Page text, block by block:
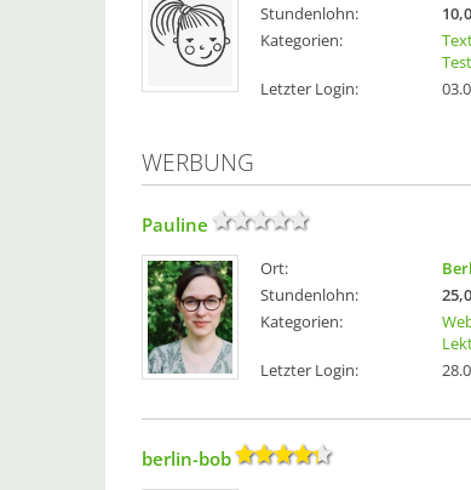
Stundenlohn:
Kategorien:
Letzter Login:
WERBUNG
Pauline
Ort:
Stundenlohn:
Kategorien:
Letzter Login:
berlin-bob